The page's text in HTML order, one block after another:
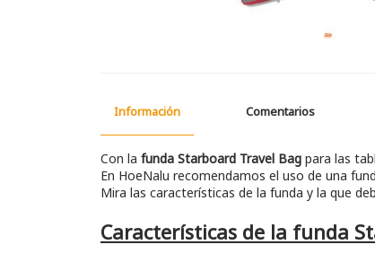
Información Comentarios
Con la funda Starboard Travel Bag para las
En HoeNalu recomendamos el uso de una
Mira las características de la funda y la que
Características de la funda